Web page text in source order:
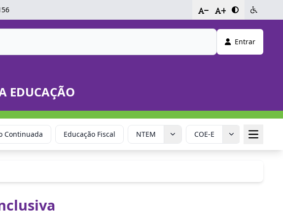
- +
Entrar
EDUCAÇÃO
Continuada Educação Fiscal NTEM COE-E